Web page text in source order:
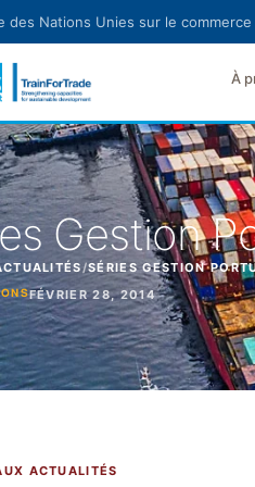
des Nations Unies sur le
À
Gestion
/SÉRIES GESTION
FÉVRIER 28, 2014
ACTUALITÉS